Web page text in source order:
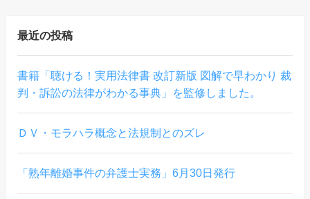
最近の投稿
書籍「聴ける！実用法律書 改訂新版 図解で早わかり 裁
判・訴訟の法律がわかる事典」を監修しました。
ＤＶ・モラハラ概念と法規制とのズレ
「熟年離婚事件の弁護士実務」6月30日発行